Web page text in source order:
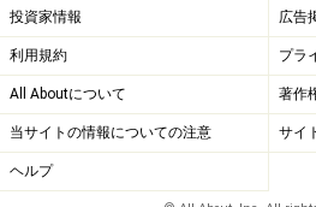
投資家情報 広告
利用規約 プラ
All Aboutについて 著作
当サイトの情報についての注意 サイ
ヘルプ